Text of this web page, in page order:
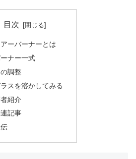
目次
ーバーナーとは
ナー一式
調整
スを溶かしてみる
紹介
記事